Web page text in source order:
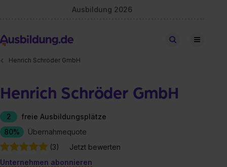
Ausbildung 2026
Stellen finden
Henrich Schröder GmbH
Henrich Schröder GmbH
2
freie Ausbildungsplätze
80%
Übernahmequote
(3)
Jetzt bewerten
Unternehmen abonnieren